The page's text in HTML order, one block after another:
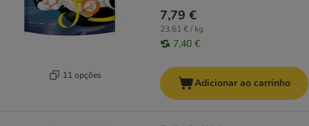
11 opções
7,79 €
23,61 € / kg
7,40 €
Adicionar ao carrinho